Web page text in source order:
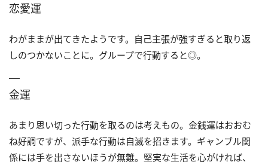
恋愛運
わがままが出てきたようです。自己主張が強すぎると取り返
しのつかないことに。グループで行動すると◎。
金運
あまり思い切った行動を取るのは考えもの。金銭運はおおむ
ね好調ですが、派手な行動は自滅を招きます。ギャンブル関
係には手を出さないほうが無難。堅実な生活を心がければ、